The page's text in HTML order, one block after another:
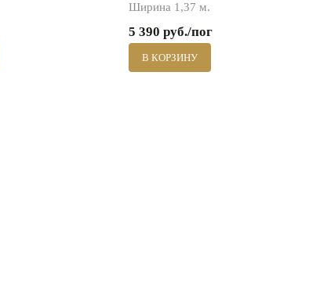
Ширина 1,37 м.
5 390 руб./пог
В КОРЗИНУ